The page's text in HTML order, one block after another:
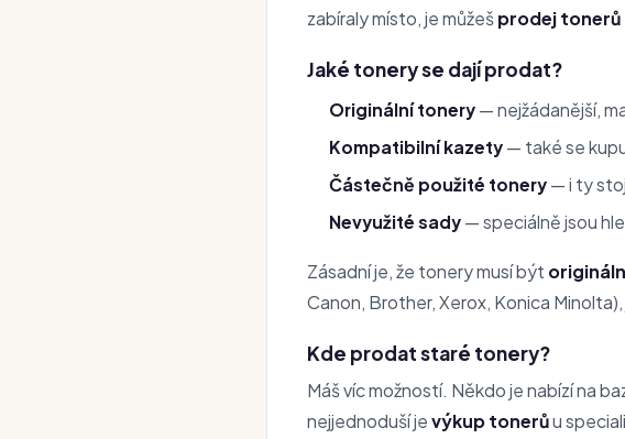
zabíraly místo, je můžešprodej tonerů
Jaké tonery se dají prodat?
Originální tonery — nejžádanější,
Kompatibilní kazety — také se
Částečně použité tonery — i ty
Nevyužité sady — speciálně jsou
Zásadní je, že tonery musí být
Canon, Brother, Xerox, Konica
Kde prodat staré tonery?
Máš víc možností. Někdo je nabízí na
nejjednoduší jevýkup tonerůu